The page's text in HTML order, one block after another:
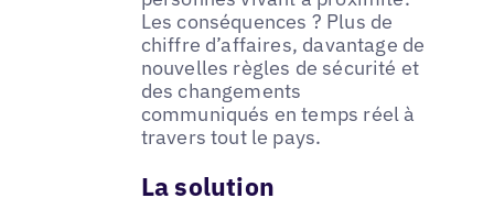
Les conséquences ? Plus de
chiffre d’affaires, davantage de
nouvelles règles de sécurité et
des changements
communiqués en temps réel à
travers tout le pays.
La solution